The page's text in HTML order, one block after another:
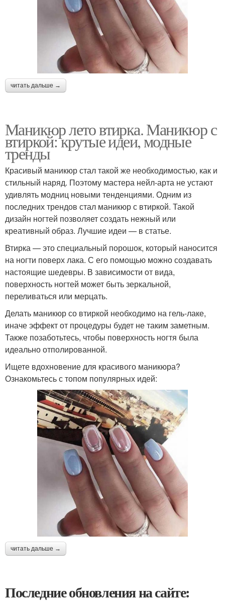
читать дальше →
Маникюр лето втирка. Маникюр с
втиркой: крутые идеи, модные
тренды
Красивый маникюр стал такой же необходимостью, как и
стильный наряд. Поэтому мастера нейл-арта не устают
удивлять модниц новыми тенденциями. Одним из
последних трендов стал маникюр с втиркой. Такой
дизайн ногтей позволяет создать нежный или
креативный образ. Лучшие идеи — в статье.
Втирка — это специальный порошок, который наносится
на ногти поверх лака. С его помощью можно создавать
настоящие шедевры. В зависимости от вида,
поверхность ногтей может быть зеркальной,
переливаться или мерцать.
Делать маникюр со втиркой необходимо на гель-лаке,
иначе эффект от процедуры будет не таким заметным.
Также позаботьтесь, чтобы поверхность ногтя была
идеально отполированной.
Ищете вдохновение для красивого маникюра?
Ознакомьтесь с топом популярных идей:
читать дальше →
Последние обновления на сайте: